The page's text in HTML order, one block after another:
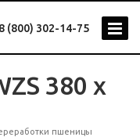
8 (800) 302-14-75
380 x
пшеницы